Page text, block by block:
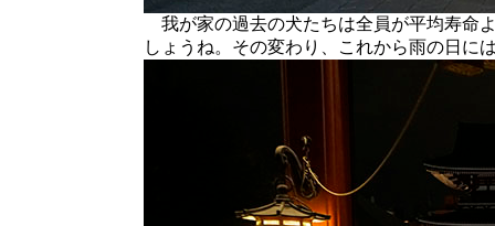
我が家の過去の犬たちは全員が平均寿命
しょうね。その変わり、これから雨の日に